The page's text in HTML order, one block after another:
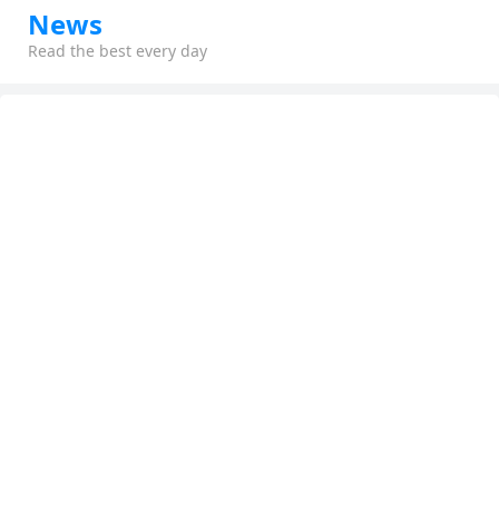
News
Read the best every day